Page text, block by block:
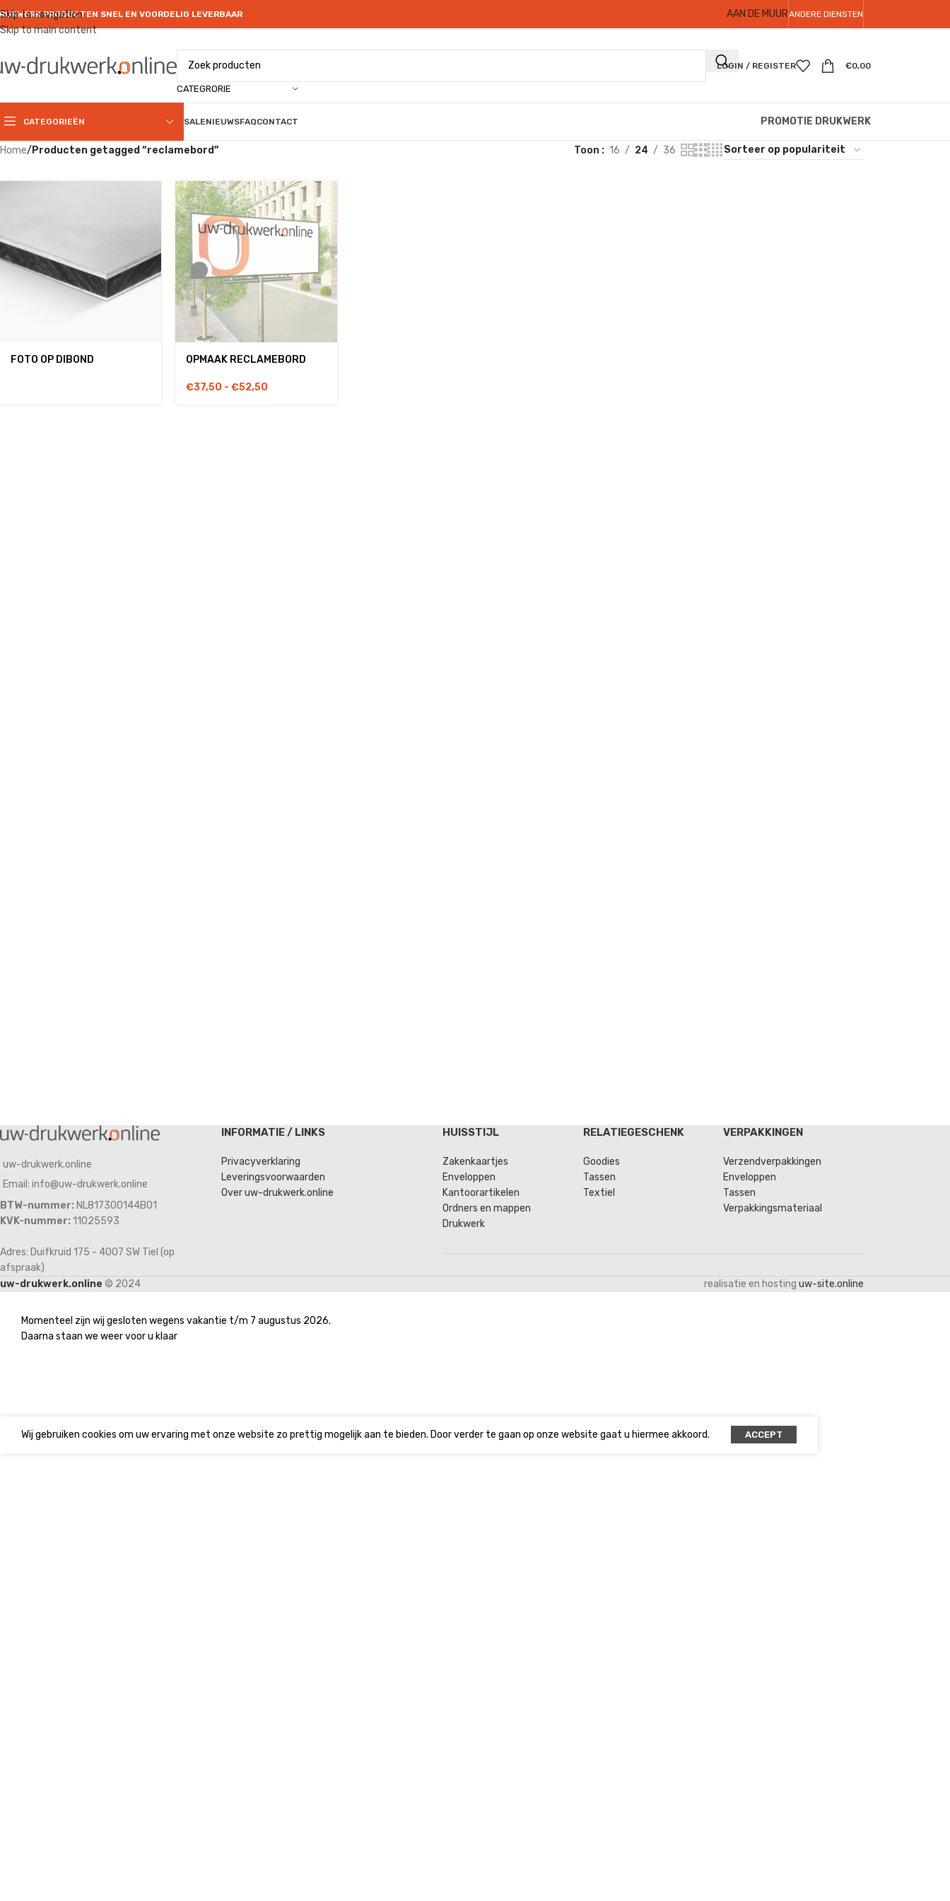
Skip to navigation
Skip to main content
PRODUCTEN SNEL EN VOORDELIG LEVERBAAR AAN DE MUURANDERE DIENSTEN
CATEGRORIE
LOGIN / REGISTER €0,00
CATEGORIEËN SALENIEUWSFAQCONTACT PROMOTIE DRUKWERK
Home/ Producten getagged “reclamebord” Toon 16 24 36
FOTO OP DIBOND OPMAAK RECLAMEBORD
€37,50 - €52,50
uw-drukwerk.online
Email: info@uw-drukwerk.online
BTW-nummer: NL817300144B01
KVK-nummer: 11025593
Adres: Duifkruid 175 - 4007 SW Tiel (op
afspraak)
INFORMATIE / LINKS
Privacyverklaring
Leveringsvoorwaarden
Over uw-drukwerk.online
HUISSTIJL
Zakenkaartjes
Enveloppen
Kantoorartikelen
Ordners en mappen
Drukwerk
RELATIEGESCHENK
Goodies
Tassen
Textiel
VERPAKKINGEN
Verzendverpakkingen
Enveloppen
Tassen
Verpakkingsmateriaal
uw-drukwerk.online © 2024 realisatie en hosting uw-site.online
Momenteel zijn wij gesloten wegens vakantie t/m 7 augustus 2026.
Daarna staan we weer voor u klaar
Wij gebruiken cookies om uw ervaring met onze website zo prettig mogelijk aan te bieden. Door verder te gaan op onze website gaat u hiermee akkoord. ACCEPT